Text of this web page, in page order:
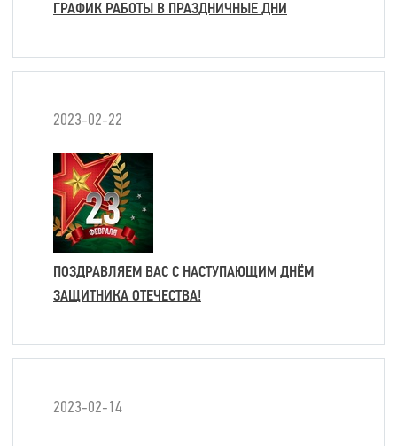
ГРАФИК РАБОТЫ В ПРАЗДНИЧНЫЕ ДНИ
2023-02-22
ПОЗДРАВЛЯЕМ ВАС С НАСТУПАЮЩИМ ДНЁМ
ЗАЩИТНИКА ОТЕЧЕСТВА!
2023-02-14